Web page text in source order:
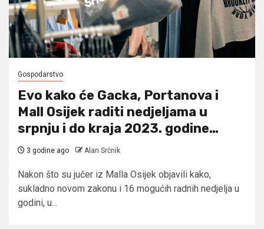
Gospodarstvo
Evo kako će Gacka, Portanova i
Mall Osijek raditi nedjeljama u
srpnju i do kraja 2023. godine…
3 godine ago Alan Srčnik
Nakon što su jučer iz Malla Osijek objavili kako,
sukladno novom zakonu i 16 mogućih radnih nedjelja u
godini, u...